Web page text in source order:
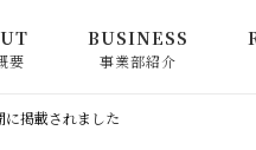
要
BUSINESS
事業部紹介
メカニカルソリューシ
ン事業部
に掲載されました